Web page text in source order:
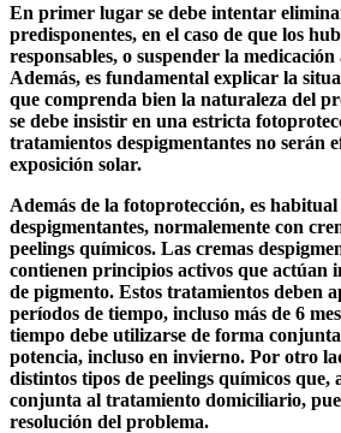
En primer lugar se debe intentar
predisponentes, en el caso de que los
responsables, o suspender la
Además, es fundamental explicar la
que comprenda bien la naturaleza del
se debe insistir en una estricta
tratamientos despigmentantes no serán
exposición solar.
Además de la fotoprotección, es
despigmentantes, normalemente con
peelings químicos. Las cremas
contienen principios activos que actúan
de pigmento. Estos tratamientos deben
períodos de tiempo, incluso más de 6
tiempo debe utilizarse de forma
potencia, incluso en invierno. Por otro
distintos tipos de peelings químicos que,
conjunta al tratamiento domiciliario,
resolución del problema.